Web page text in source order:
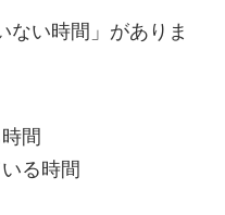
ない時間」がありま
間
る時間